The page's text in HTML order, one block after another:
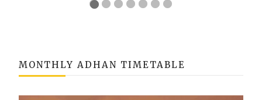
MONTHLY ADHAN TIMETABLE